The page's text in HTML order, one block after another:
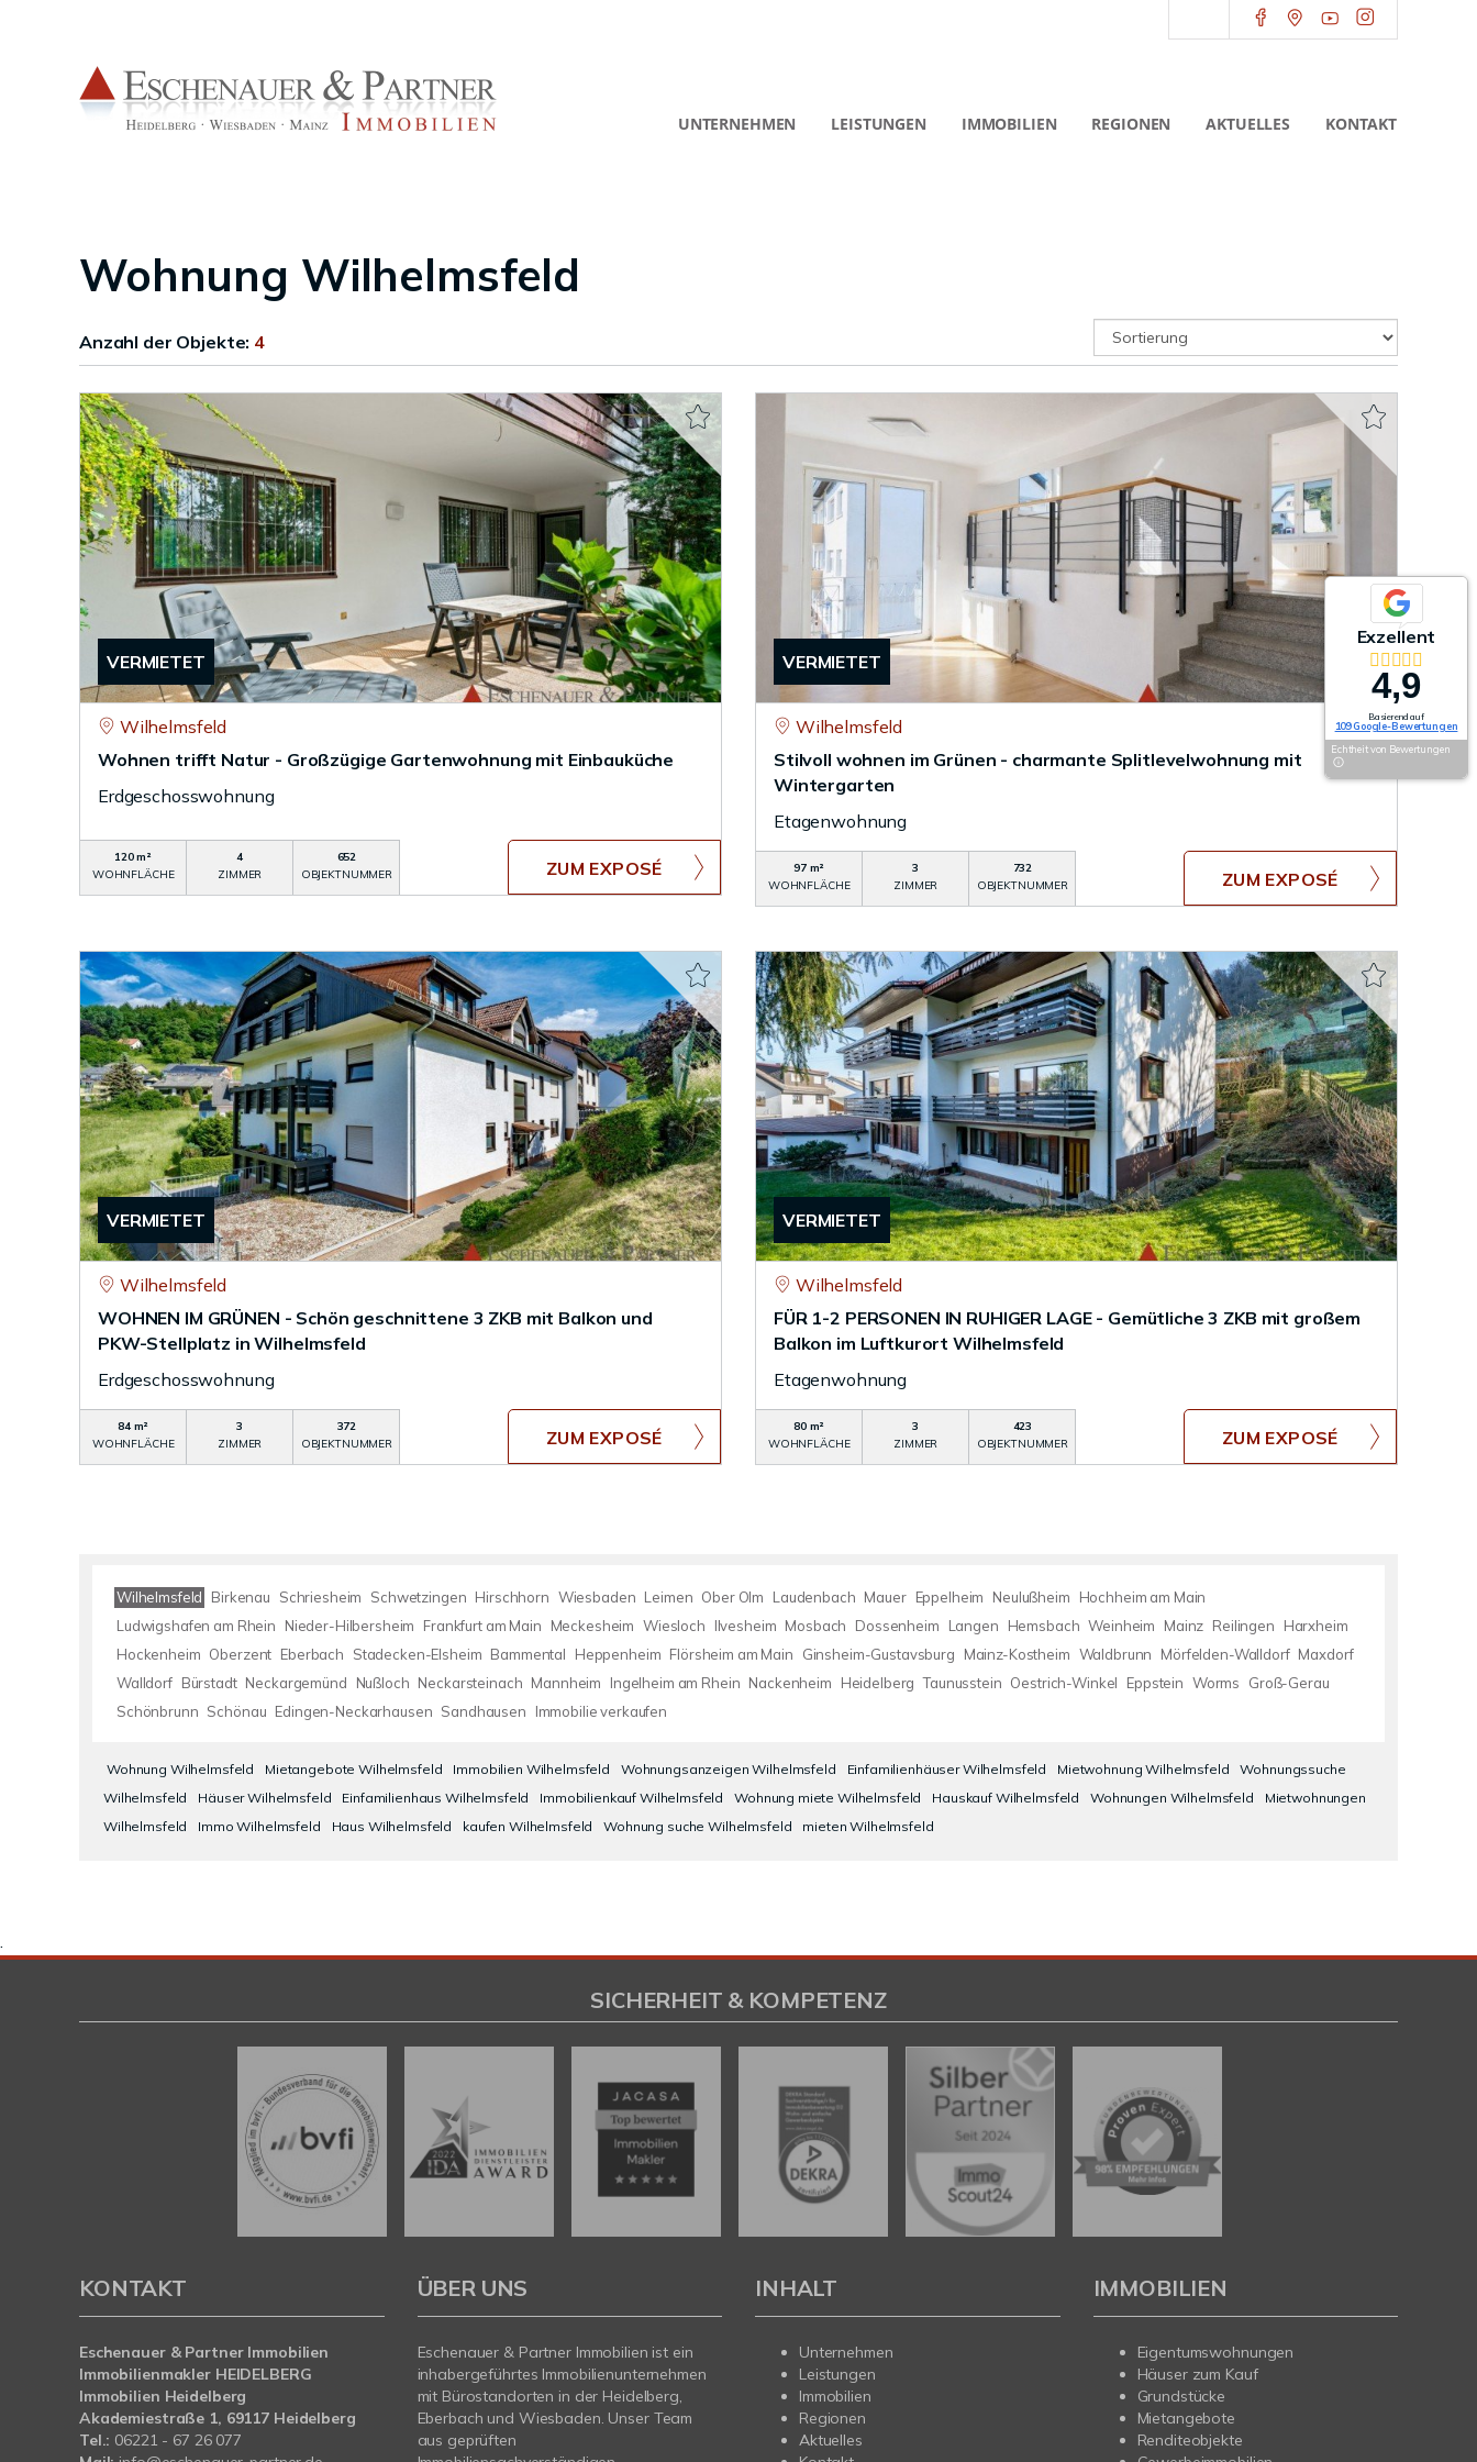
UNTERNEHMEN LEISTUNGEN IMMOBILIEN REGIONEN AKTUELLES KONTAKT
Wohnung Wilhelmsfeld
Anzahl der Objekte: 4
VERMIETET
Wilhelmsfeld
Wohnen trifft Natur - Großzügige Gartenwohnung mit Einbauküche
Erdgeschosswohnung
120 m²
WOHNFLÄCHE
4
ZIMMER
652
OBJEKTNUMMER
ZUM EXPOSÉ
VERMIETET
Wilhelmsfeld
Stilvoll wohnen im Grünen - charmante Splitlevelwohnung mit
Wintergarten
Etagenwohnung
97 m²
WOHNFLÄCHE
3
ZIMMER
732
OBJEKTNUMMER
ZUM EXPOSÉ
VERMIETET
Wilhelmsfeld
WOHNEN IM GRÜNEN - Schön geschnittene 3 ZKB mit Balkon und
PKW-Stellplatz in Wilhelmsfeld
Erdgeschosswohnung
84 m²
WOHNFLÄCHE
3
ZIMMER
372
OBJEKTNUMMER
ZUM EXPOSÉ
VERMIETET
Wilhelmsfeld
FÜR 1-2 PERSONEN IN RUHIGER LAGE - Gemütliche 3 ZKB mit großem
Balkon im Luftkurort Wilhelmsfeld
Etagenwohnung
80 m²
WOHNFLÄCHE
3
ZIMMER
423
OBJEKTNUMMER
ZUM EXPOSÉ
Wilhelmsfeld Birkenau Schriesheim Schwetzingen Hirschhorn Wiesbaden Leimen Ober Olm Laudenbach Mauer Eppelheim Neulußheim
Hochheim am Main
Ludwigshafen am Rhein
Nieder-Hilbersheim Frankfurt am Main Meckesheim Wiesloch Ilvesheim Mosbach Dossenheim Langen Hemsbach Weinheim Mainz Reilingen
Harxheim
Hockenheim Oberzent Eberbach Stadecken-Elsheim Bammental Heppenheim Flörsheim am Main Ginsheim-Gustavsburg Mainz-Kostheim Waldbrunn Mörfelden-Walldorf Maxdorf
Walldorf Bürstadt Neckargemünd Nußloch Neckarsteinach Mannheim Ingelheim am Rhein Nackenheim Heidelberg Taunusstein Oestrich-Winkel Eppstein Worms
Groß-Gerau
Schönbrunn Schönau Edingen-Neckarhausen Sandhausen Immobilie verkaufen
Wohnung Wilhelmsfeld Mietangebote Wilhelmsfeld Immobilien Wilhelmsfeld Wohnungsanzeigen Wilhelmsfeld Einfamilienhäuser Wilhelmsfeld Mietwohnung Wilhelmsfeld
Wohnungssuche
Wilhelmsfeld
Häuser Wilhelmsfeld Einfamilienhaus Wilhelmsfeld Immobilienkauf Wilhelmsfeld Wohnung miete Wilhelmsfeld Hauskauf Wilhelmsfeld Wohnungen Wilhelmsfeld
Mietwohnungen
Wilhelmsfeld
Immo Wilhelmsfeld Haus Wilhelmsfeld kaufen Wilhelmsfeld Wohnung suche Wilhelmsfeld mieten Wilhelmsfeld
Exzellent
4,9
Basierend auf
109 Google-Bewertungen
Echtheit von Bewertungen
.
SICHERHEIT & KOMPETENZ
KONTAKT
Eschenauer & Partner Immobilien
Immobilienmakler HEIDELBERG
Immobilien Heidelberg
Akademiestraße 1, 69117 Heidelberg
Tel.: 06221 - 67 26 077
ÜBER UNS
Eschenauer & Partner Immobilien ist ein
inhabergeführtes Immobilienunternehmen
mit Bürostandorten in der Heidelberg,
Eberbach und Wiesbaden. Unser Team
aus geprüften
INHALT
Unternehmen
Leistungen
Immobilien
Regionen
Aktuelles
IMMOBILIEN
Eigentumswohnungen
Häuser zum Kauf
Grundstücke
Mietangebote
Renditeobjekte